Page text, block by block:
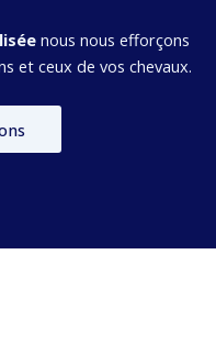
nous nous efforçons
et ceux de vos chevaux.